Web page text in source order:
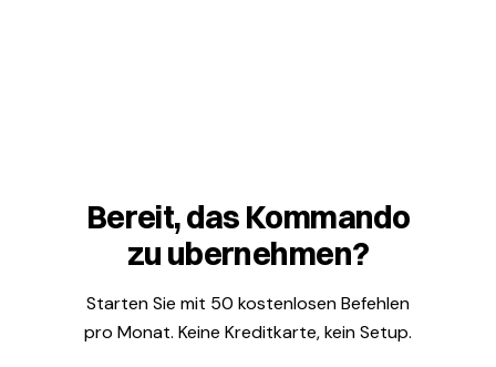
Bereit, das Kommando
zu ubernehmen?
Starten Sie mit 50 kostenlosen Befehlen
pro Monat. Keine Kreditkarte, kein Setup.